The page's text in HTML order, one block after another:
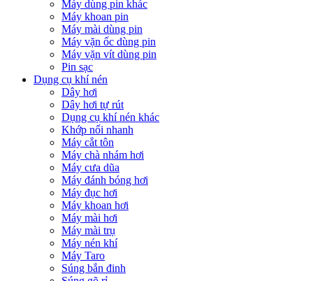
Máy dùng pin khác
Máy khoan pin
Máy mài dùng pin
Máy vặn ốc dùng pin
Máy vặn vít dùng pin
Pin sạc
Dụng cụ khí nén
Dây hơi
Dây hơi tự rút
Dụng cụ khí nén khác
Khớp nối nhanh
Máy cắt tôn
Máy chà nhám hơi
Máy cưa dũa
Máy đánh bóng hơi
Máy đục hơi
Máy khoan hơi
Máy mài hơi
Máy mài trụ
Máy nén khí
Máy Taro
Súng bắn đinh